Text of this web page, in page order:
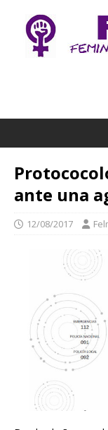
ante una
12/08/2017